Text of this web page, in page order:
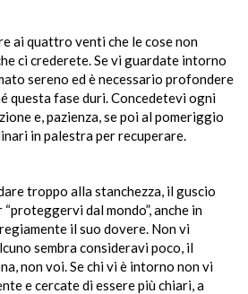
ai quattro venti che le cose non
ci crederete. Se vi guardate intorno
sereno ed è necessario profondere
questa fase duri. Concedetevi ogni
e, pazienza, se poi al pomeriggio
in palestra per recuperare.
troppo alla stanchezza, il guscio
dal mondo”, anche in
il suo dovere. Non vi
sembra consideravi poco, il
non voi. Se chi vi è intorno non vi
e cercate di essere più chiari, a